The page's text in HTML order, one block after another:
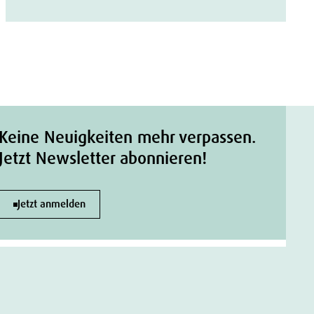
Neuigkeiten mehr verpassen.
Newsletter abonnieren!
Jetzt anmelden